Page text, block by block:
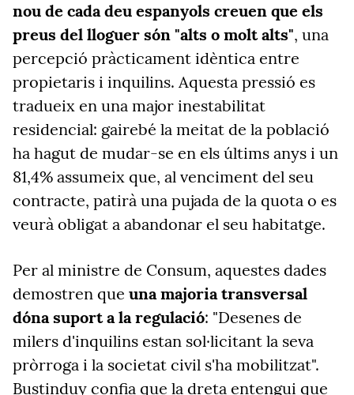
nou de cada deu espanyols creuen que els
preus del lloguer són "alts o molt alts", una
percepció pràcticament idèntica entre
propietaris i inquilins. Aquesta pressió es
tradueix en una major inestabilitat
residencial: gairebé la meitat de la població
ha hagut de mudar-se en els últims anys i un
81,4% assumeix que, al venciment del seu
contracte, patirà una pujada de la quota o es
veurà obligat a abandonar el seu habitatge.
Per al ministre de Consum, aquestes dades
demostren que una majoria transversal
dóna suport a la regulació: "Desenes de
milers d'inquilins estan sol·licitant la seva
pròrroga i la societat civil s'ha mobilitzat".
Bustinduy confia que la dreta entengui que